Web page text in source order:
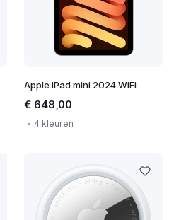
Apple iPad mini 2024 WiFi
€ 648,00
4 kleuren